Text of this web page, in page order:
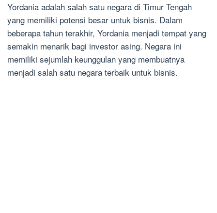
Yordania adalah salah satu negara di Timur Tengah
yang memiliki potensi besar untuk bisnis. Dalam
beberapa tahun terakhir, Yordania menjadi tempat yang
semakin menarik bagi investor asing. Negara ini
memiliki sejumlah keunggulan yang membuatnya
menjadi salah satu negara terbaik untuk bisnis.